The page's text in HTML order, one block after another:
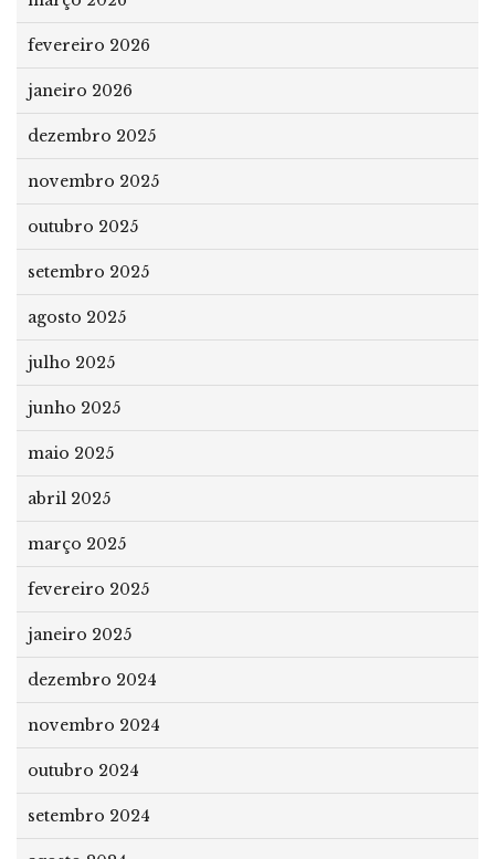
fevereiro 2026
janeiro 2026
dezembro 2025
novembro 2025
outubro 2025
setembro 2025
agosto 2025
julho 2025
junho 2025
maio 2025
abril 2025
março 2025
fevereiro 2025
janeiro 2025
dezembro 2024
novembro 2024
outubro 2024
setembro 2024